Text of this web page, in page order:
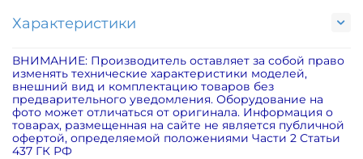
Характеристики
ВНИМАНИЕ: Производитель оставляет за собой право
изменять технические характеристики моделей,
внешний вид и комплектацию товаров без
предварительного уведомления. Оборудование на
фото может отличаться от оригинала. Информация о
товарах, размещенная на сайте не является публичной
офертой, определяемой положениями Части 2 Статьи
437 ГК РФ